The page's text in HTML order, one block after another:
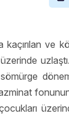
kaçırılan ve